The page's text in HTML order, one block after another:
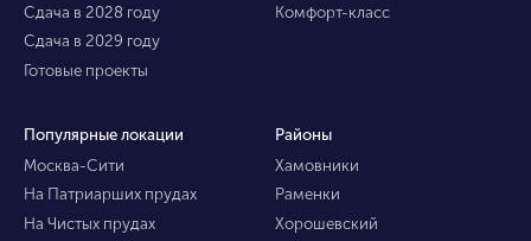
Сдача в 2028 году
Сдача в 2029 году
Готовые проекты
Комфорт-класс
Популярные локации
Москва-Сити
На Патриарших прудах
На Чистых прудах
Районы
Хамовники
Раменки
Хорошевский